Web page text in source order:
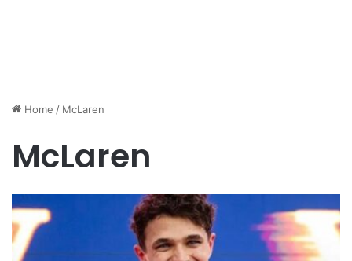
Home / McLaren
McLaren